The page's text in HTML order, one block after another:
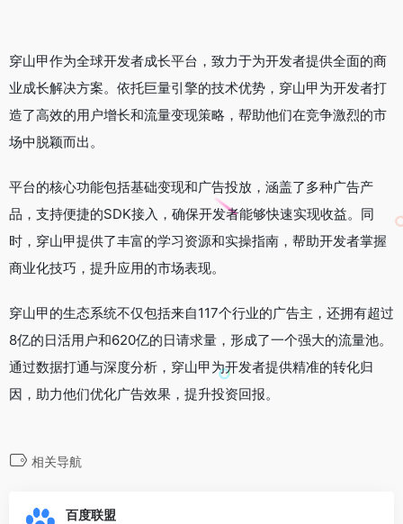
穿山甲作为全球开发者成长平台，致力于为开发者提供全面的商
业成长解决方案。依托巨量引擎的技术优势，穿山甲为开发者打
造了高效的用户增长和流量变现策略，帮助他们在竞争激烈的市
场中脱颖而出。
平台的核心功能包括基础变现和广告投放，涵盖了多种广告产
品，支持便捷的SDK接入，确保开发者能够快速实现收益。同
时，穿山甲提供了丰富的学习资源和实操指南，帮助开发者掌握
商业化技巧，提升应用的市场表现。
穿山甲的生态系统不仅包括来自117个行业的广告主，还拥有超过
8亿的日活用户和620亿的日请求量，形成了一个强大的流量池。
通过数据打通与深度分析，穿山甲为开发者提供精准的转化归
因，助力他们优化广告效果，提升投资回报。
相关导航
百度联盟